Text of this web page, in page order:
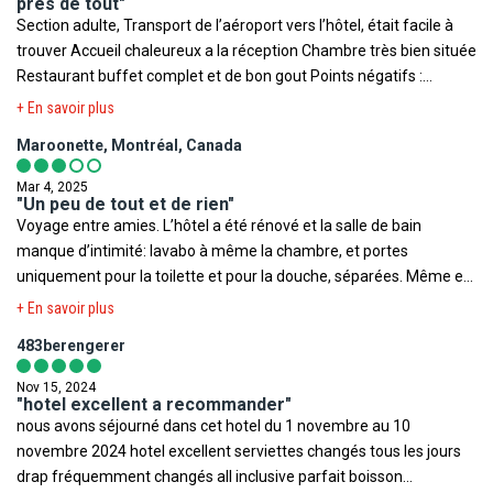
Section adulte, Transport de l’aéroport vers l’hôtel, était facile à
trouver Accueil chaleureux a la réception Chambre très bien située
Restaurant buffet complet et de bon gout Points négatifs :
Service aux tables est très lent, nous sommes assis a une table
dessert, le serveur nous a offert des ustensiles et un napperon
Surprise a notre première journée, la porte patio ne s’ouvre pas de
l’extérieur avec une poignée (elle s’est barrée seule) , avons été
obligé de crier aux passants pour nous faire débarrer, plusieurs
autres clients ont eu la mauvaise surprise On doit payer l’eau au
buffet $ 2,60, c’est surprenant quand on est habitué aux tout
inclus Bref, hôtel bien situé près des services
+ En savoir plus
Maroonette, Montréal, Canada
Mar 4, 2025
"Un peu de tout et de rien"
Voyage entre amies. L’hôtel a été rénové et la salle de bain
manque d’intimité: lavabo à même la chambre, et portes
uniquement pour la toilette et pour la douche, séparées. Même en
couple, c’est limite, pour ce qui est de l’intimité. Les quelques fois
atteindre la chaleur désirée. Mais le débit était bon en tout temps,
la chaleur à sa guise le reste de temps. Les deux lits simples sont
collés. On a beau les déplacer, quand on revient ils sont de retour à
leur endroit d’origine. Le soleil a frappé, pas de climatisation, on a
ouvert, pas de moustiquaires, les moustiques nous ont agressées.
Par contre le chauffage a fonctionné lorsqu’on en a eu besoin. La
+ En savoir plus
483berengerer
Nov 15, 2024
"hotel excellent a recommander"
nous avons séjourné dans cet hotel du 1 novembre au 10
novembre 2024 hotel excellent serviettes changés tous les jours
drap fréquemment changés all inclusive parfait boisson